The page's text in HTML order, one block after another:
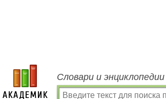
Словари и